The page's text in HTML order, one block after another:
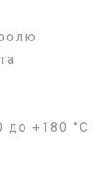
до +180 °С